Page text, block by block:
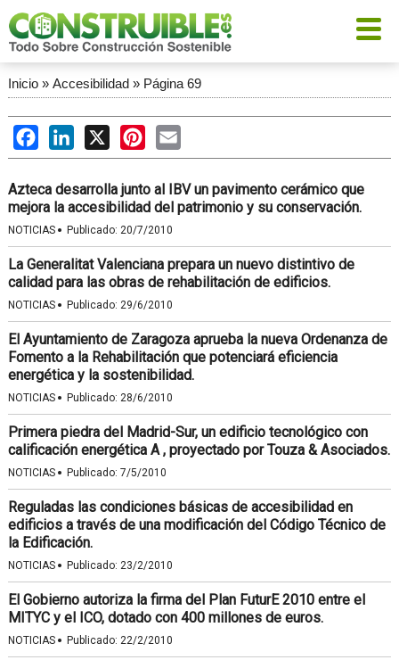
Inicio» Accesibilidad» Página 69
FacebookLinkedIn
X PinterestEmail
Azteca desarrolla junto al IBV un pavimento cerámico que
mejora la accesibilidad del patrimonio y su conservación.
NOTICIAS · Publicado: 20/7/2010
La Generalitat Valenciana prepara un nuevo distintivo de
calidad para las obras de rehabilitación de edificios.
NOTICIAS · Publicado: 29/6/2010
El Ayuntamiento de Zaragoza aprueba la nueva Ordenanza de
Fomento a la Rehabilitación que potenciará eficiencia
energética y la sostenibilidad.
NOTICIAS · Publicado: 28/6/2010
Primera piedra del Madrid-Sur, un edificio tecnológico con
calificación energética A , proyectado por Touza & Asociados.
NOTICIAS · Publicado: 7/5/2010
Reguladas las condiciones básicas de accesibilidad en
edificios a través de una modificación del Código Técnico de
la Edificación.
NOTICIAS · Publicado: 23/2/2010
El Gobierno autoriza la firma del Plan FuturE 2010 entre el
MITYC y el ICO, dotado con 400 millones de euros.
NOTICIAS · Publicado: 22/2/2010